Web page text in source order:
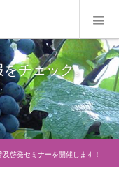
チェック。
啓発セミナーを開催します！